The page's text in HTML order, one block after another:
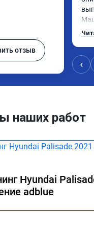
отзыв
‹
наших работ
Hyundai
adblue